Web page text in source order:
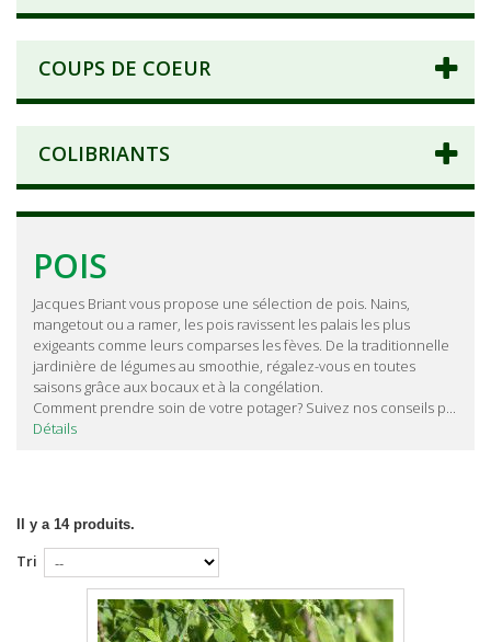
COUPS DE COEUR
COLIBRIANTS
POIS
Jacques Briant vous propose une sélection de pois. Nains,
mangetout ou a ramer, les pois ravissent les palais les plus
exigeants comme leurs comparses les fèves. De la traditionnelle
jardinière de légumes au smoothie, régalez-vous en toutes
saisons grâce aux bocaux et à la congélation.
Comment prendre soin de votre potager? Suivez nos conseils p...
Détails
Il y a 14 produits.
Tri